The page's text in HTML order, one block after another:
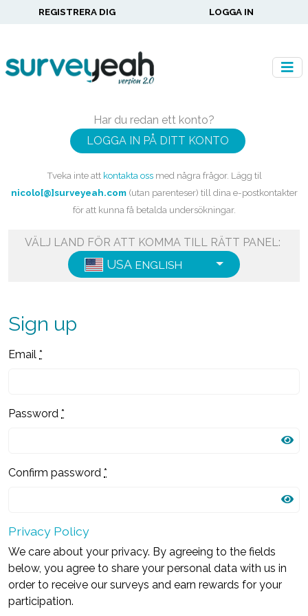
REGISTRERA DIG LOGGA IN
Har du redan ett konto?
LOGGA IN PÅ DITT KONTO
Tveka inte att kontakta ossmed några frågor. Lägg til
nicolo[@]surveyeah.com(utan parenteser) till dina e-postkontakter
för att kunna få betalda undersökningar.
VÄLJ LAND FÖR ATT KOMMA TILL RÄTT PANEL:
USA ENGLISH
Sign up
Email *
Password *
Confirm password *
Privacy Policy
We care about your privacy. By agreeing to the fields
below, you agree to share your personal data with us in
order to receive our surveys and earn rewards for your
participation.